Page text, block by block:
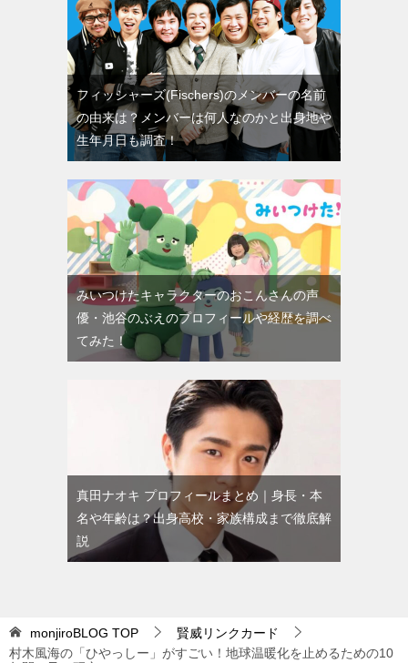
フィッシャーズ(Fischers)のメンバーの名前
の由来は？メンバーは何人なのかと出身地や
生年月日も調査！
みいつけたキャラクターのおこんさんの声
優・池谷のぶえのプロフィールや経歴を調べ
てみた！
真田ナオキ プロフィールまとめ｜身長・本
名や年齢は？出身高校・家族構成まで徹底解
説
monjiroBLOG TOP
賢威リンクカード
村木風海の「ひやっしー」がすごい！地球温暖化を止めるための10